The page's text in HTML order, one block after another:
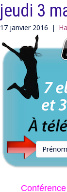
jeudi 3
17 janvier 2016 |